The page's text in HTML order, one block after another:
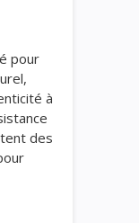
pour
à
des